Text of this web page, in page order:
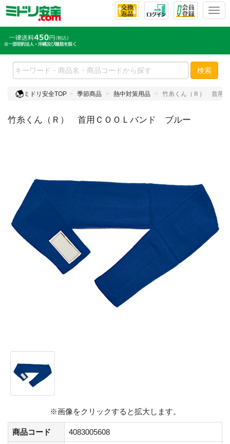
T
l
e
n
v
検索
ミドリ安全TOP 季節商品 熱中対策用品 竹糸くん（Ｒ） 首用
竹糸くん（Ｒ） 首用ＣＯＯＬバンド ブルー
※画像をクリックすると拡大します。
商品コード 4083005608